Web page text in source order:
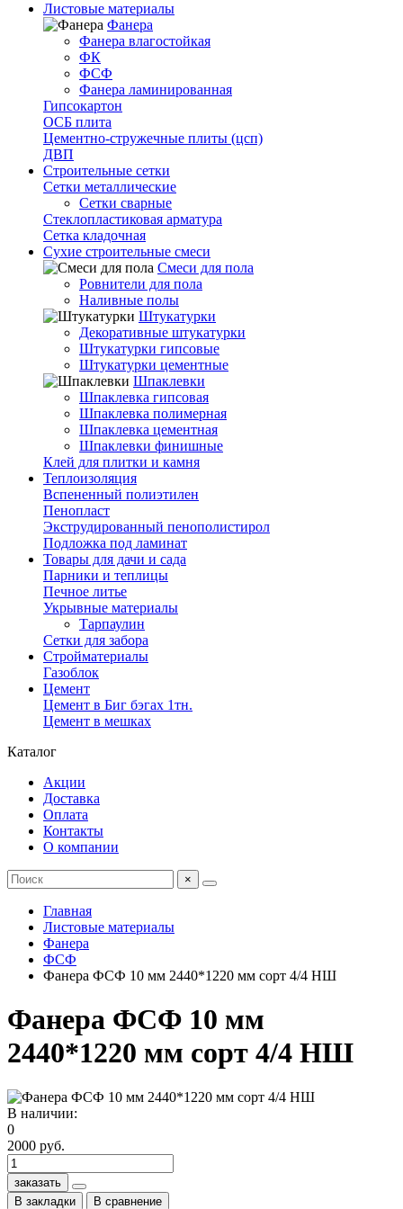
Листовые материалы
Фанера
Фанера влагостойкая
ФК
ФСФ
Фанера ламинированная
Гипсокартон
ОСБ плита
Цементно-стружечные плиты (цсп)
ДВП
Строительные сетки
Сетки металлические
Сетки сварные
Стеклопластиковая арматура
Сетка кладочная
Сухие строительные смеси
Смеси для пола
Ровнители для пола
Наливные полы
Штукатурки
Декоративные штукатурки
Штукатурки гипсовые
Штукатурки цементные
Шпаклевки
Шпаклевка гипсовая
Шпаклевка полимерная
Шпаклевка цементная
Шпаклевки финишные
Клей для плитки и камня
Теплоизоляция
Вспененный полиэтилен
Пенопласт
Экструдированный пенополистирол
Подложка под ламинат
Товары для дачи и сада
Парники и теплицы
Печное литье
Укрывные материалы
Тарпаулин
Сетки для забора
Стройматериалы
Газоблок
Цемент
Цемент в Биг бэгах 1тн.
Цемент в мешках
Каталог
Акции
Доставка
Оплата
Контакты
О компании
×
Главная
Листовые материалы
Фанера
ФСФ
Фанера ФСФ 10 мм 2440*1220 мм сорт 4/4 НШ
Фанера ФСФ 10 мм
2440*1220 мм сорт 4/4 НШ
В наличии:
0
2000 руб.
заказать
В закладки
В сравнение